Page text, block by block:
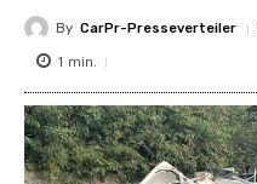
By CarPr-Presseverteiler
1 min.